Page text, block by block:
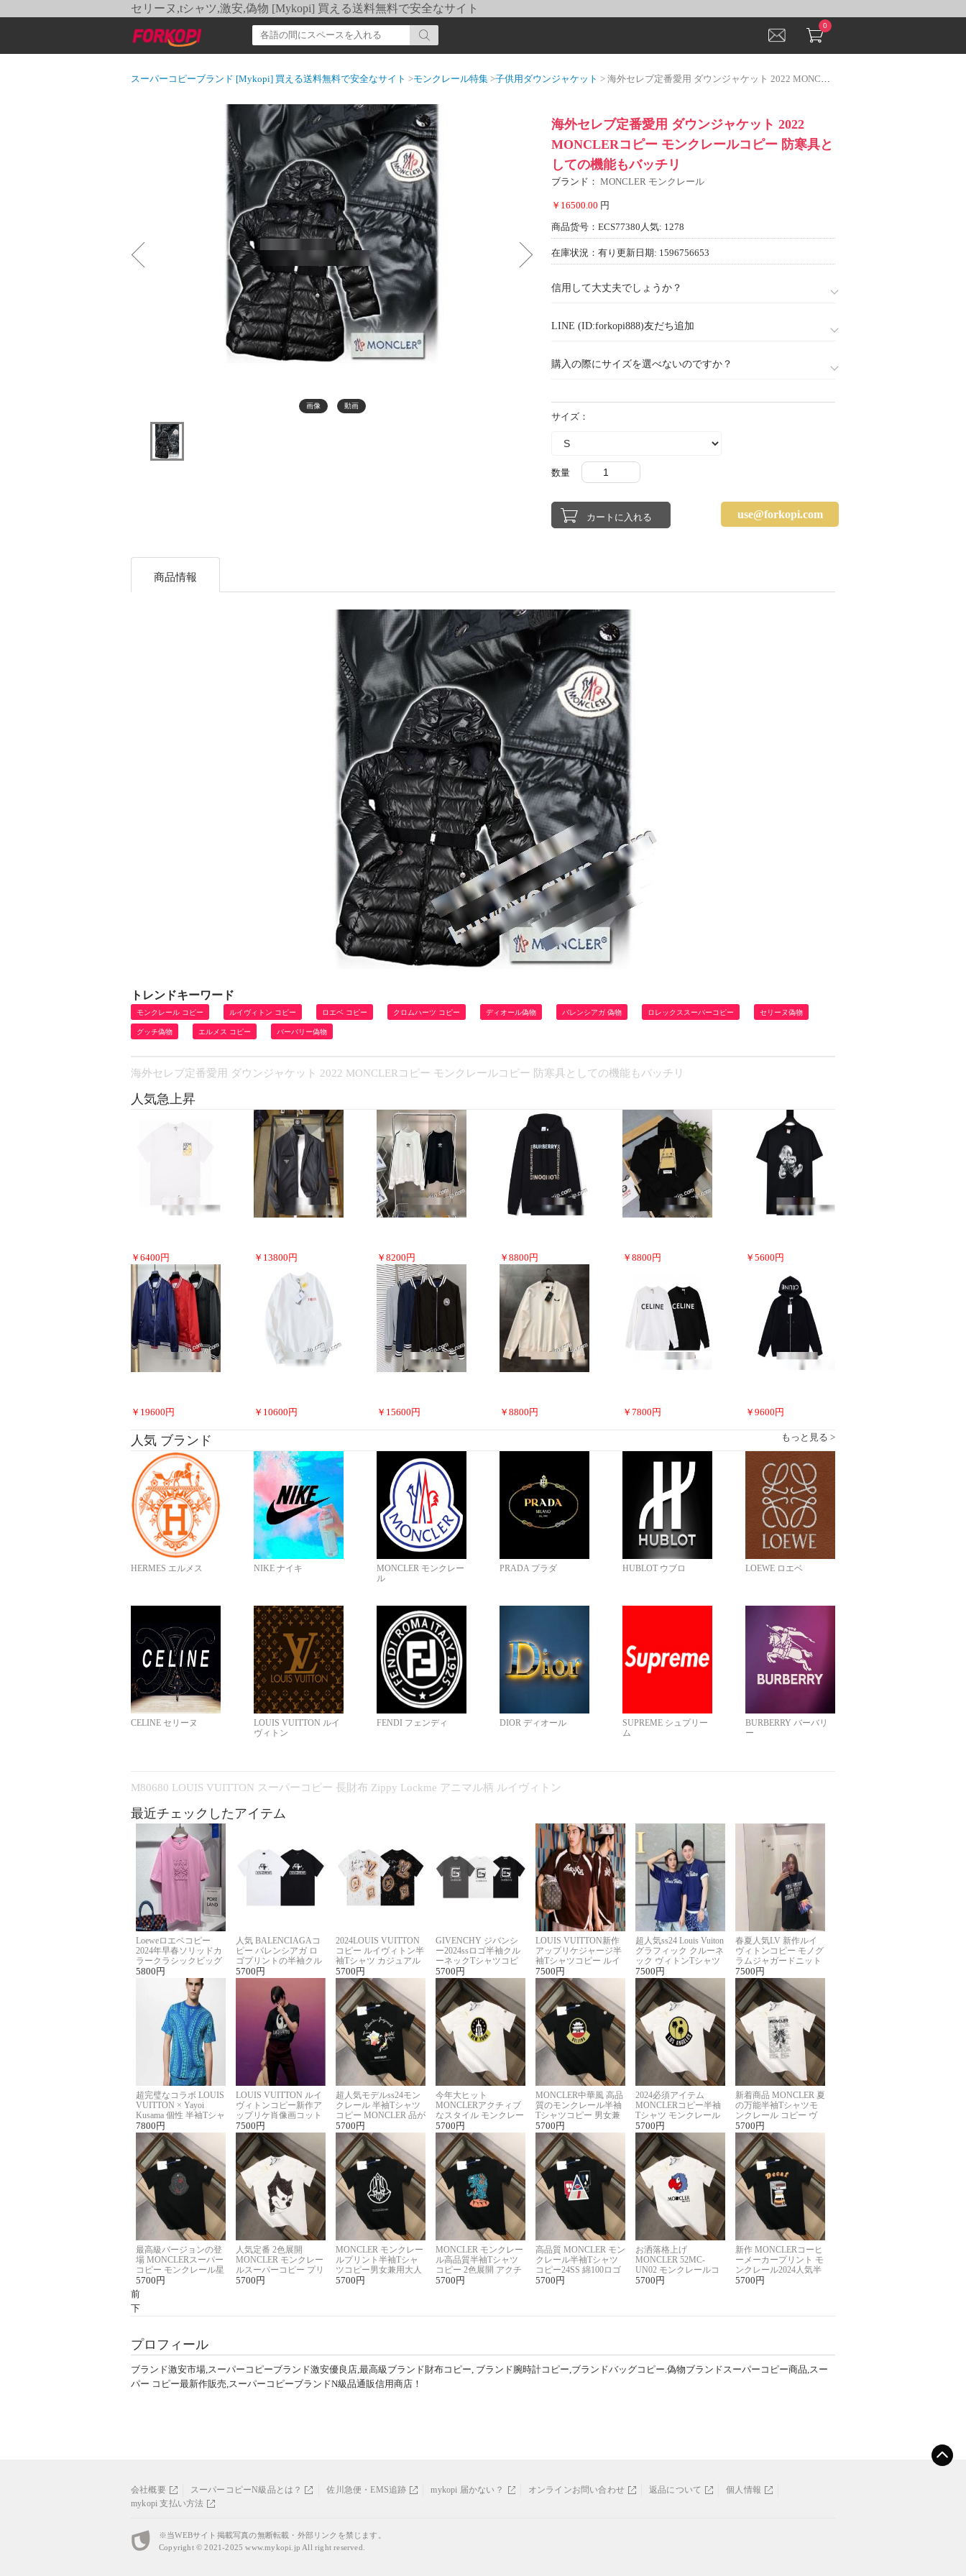
セリーヌ,tシャツ,激安,偽物 [Mykopi] 買える送料無料で安全なサイト
0
スーパーコピーブランド [Mykopi] 買える送料無料で安全なサイト >モンクレール特集 >子供用ダウンジャケット > 海外セレブ定番愛用 ダウンジャケット 2022 MONCLERコピー モンクレールコピー 防寒具としての機能もバッチリ
画像 動画
海外セレブ定番愛用 ダウンジャケット 2022
MONCLERコピー モンクレールコピー 防寒具と
しての機能もバッチリ
ブランド： MONCLER モンクレール
￥16500.00 円
商品货号：ECS77380 人気: 1278
在庫状況：有り 更新日期: 1596756653
信用して大丈夫でしょうか？
LINE (ID:forkopi888)友だち追加
購入の際にサイズを選べないのですか？
サイズ：
数量
use@forkopi.com
商品情報
トレンドキーワード
モンクレール コピー ルイヴィトン コピー ロエベ コピー クロムハーツ コピー ディオール偽物 バレンシアガ 偽物 ロレックススーパーコピー セリーヌ偽物
グッチ偽物 エルメス コピー バーバリー偽物
海外セレブ定番愛用 ダウンジャケット 2022 MONCLERコピー モンクレールコピー 防寒具としての機能もバッチリ
人気急上昇
￥ 6400 円 ￥ 13800 円 ￥ 8200 円 ￥ 8800 円 ￥ 8800 円 ￥ 5600 円
￥ 19600 円 ￥ 10600 円 ￥ 15600 円 ￥ 8800 円 ￥ 7800 円 ￥ 9600 円
人気 ブランド もっと見る >
HERMES エルメス NIKE ナイキ
MONCLER モンクレー
ル
PRADA プラダ HUBLOT ウブロ LOEWE ロエベ
CELINE セリーヌ
LOUIS VUITTON ルイ
ヴィトン
FENDI フェンディ DIOR ディオール
SUPREME シュプリー
ム
BURBERRY バーバリ
ー
M80680 LOUIS VUITTON スーパーコピー 長財布 Zippy Lockme アニマル柄 ルイヴィトン
最近チェックしたアイテム
Loeweロエベコピー
2024年早春ソリッドカ
ラークラシックビッグ
ロゴ刺繍Tシャツ
5800 円
人気 BALENCIAGAコ
ピー バレンシアガ ロ
ゴプリントの半袖クル
ーネックTシャツ
5700 円
2024LOUIS VUITTON
コピー ルイヴィトン半
袖Tシャツ カジュアル
に馴染む 2色展開
5700 円
GIVENCHY ジバンシ
ー2024ssロゴ半袖クル
ーネックTシャツコピ
ー ユニセックス
5700 円
LOUIS VUITTON新作
アップリケジャージ半
袖Tシャツコピー ルイ
ヴィトン着回し抜群
7500 円
超人気ss24 Louis Vuiton
グラフィック クルーネ
ック ヴィトンTシャツ
スーパーコピー
7500 円
春夏人気LV 新作ルイ
ヴィトンコピー モノグ
ラムジャガードニット
半袖Tシャツ男女兼用
7500 円
超完璧なコラボ LOUIS
VUITTON × Yayoi
Kusama 個性 半袖Tシャ
ツコピー男女兼用
7800 円
LOUIS VUITTON ルイ
ヴィトンコピー新作ア
ップリケ肖像画コット
ンニット半袖Tシャツ
7500 円
超人気モデルss24モン
クレール 半袖Tシャツ
コピー MONCLER 品が
良く見た目
5700 円
今年大ヒット
MONCLERアクチィブ
なスタイル モンクレー
ルコピー半袖Tシャツ
5700 円
MONCLER中華風 高品
質のモンクレール半袖
Tシャツコピー 男女兼
用 着回し抜群
5700 円
2024必須アイテム
MONCLERコピー半袖
Tシャツ モンクレール
夏らしいプリント
5700 円
新着商品 MONCLER 夏
の万能半袖Tシャツモ
ンクレール コピー ヴ
ィンテージ風
5700 円
最高級バージョンの登
場 MONCLERスーパー
コピー モンクレール星
座半袖Tシャツ
5700 円
人気定番 2色展開
MONCLER モンクレー
ルスーパーコピー プリ
ント半袖Tシャツ
5700 円
MONCLER モンクレー
ルプリント半袖Tシャ
ツコピー男女兼用大人
可愛い春夏コーデ
5700 円
MONCLER モンクレー
ル高品質半袖Tシャツ
コピー 2色展開 アクチ
ィブなスタイル
5700 円
高品質 MONCLER モン
クレール半袖Tシャツ
コピー24SS 綿100ロゴ
プリント 2色展開
5700 円
お洒落格上げ
MONCLER 52MC-
UN02 モンクレールコ
ピー半袖Tシャツ ユニ
5700 円
新作 MONCLERコーヒ
ーメーカープリント モ
ンクレール2024人気半
袖Tシャツコピー
5700 円
前
下
プロフィール
ブランド激安市場,スーパーコピーブランド激安優良店,最高級ブランド財布コピー, ブランド腕時計コピー,ブランドバッグコピー.偽物ブランドスーパーコピー商品,スー
パー コピー最新作販売,スーパーコピーブランドN級品通販信用商店！
会社概要 スーパーコピーN級品とは？ 佐川急便・EMS追跡 mykopi 届かない？ オンラインお問い合わせ 返品について
個人情報
mykopi 支払い方法
※当WEBサイト掲載写真の無断転載・外部リンクを禁じます。
Copyright © 2021-2025www.mykopi.jp All right reserved.